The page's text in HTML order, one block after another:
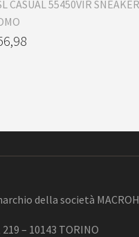
CASUAL 55450VIR
della società
– 10143 TORINO